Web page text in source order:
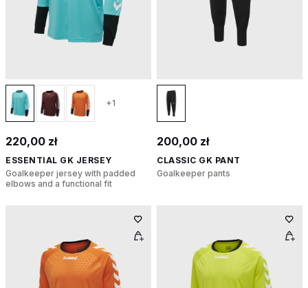
+1
220,00 zł
ESSENTIAL GK JERSEY
Goalkeeper jersey with padded
elbows and a functional fit
200,00 zł
CLASSIC GK PANT
Goalkeeper pants